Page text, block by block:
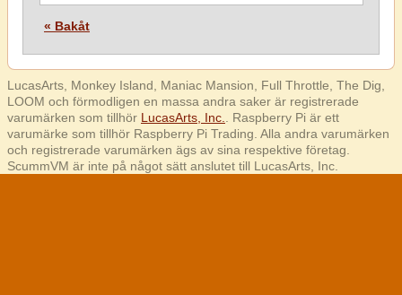
« Bakåt
LucasArts, Monkey Island, Maniac Mansion, Full Throttle, The Dig,
LOOM och förmodligen en massa andra saker är registrerade
varumärken som tillhör LucasArts, Inc.
. Raspberry Pi är ett
varumärke som tillhör Raspberry Pi Trading. Alla andra varumärken
och registrerade varumärken ägs av sina respektive företag.
ScummVM är inte på något sätt anslutet till LucasArts, Inc.